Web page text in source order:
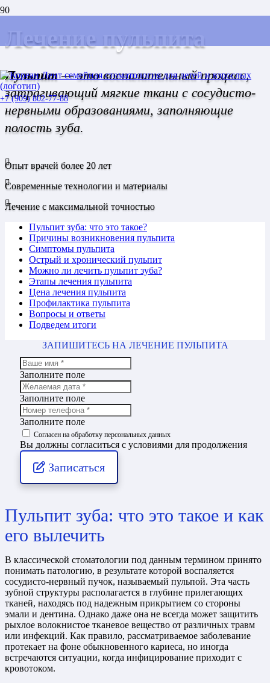
+7 (909) 802-77-88
Лечение пульпита
Пульпит— это воспалительный процесс,
затрагивающий мягкие ткани с сосудисто-
нервными образованиями, заполняющие
полость зуба.
Опыт врачей более 20 лет
Современные технологии и материалы
Лечение с максимальной точностью
Пульпит зуба: что это такое?
Причины возникновения пульпита
Симптомы пульпита
Острый и хронический пульпит
Можно ли лечить пульпит зуба?
Этапы лечения пульпита
Цена лечения пульпита
Профилактика пульпита
Вопросы и ответы
Подведем итоги
ЗАПИШИТЕСЬ НА ЛЕЧЕНИЕ ПУЛЬПИТА
Заполните поле
Заполните поле
Заполните поле
Согласен на обработку персональных данных
Вы должны согласиться с условиями для продолжения
Записаться
Пульпит зуба: что это такое и как
его вылечить
В классической стоматологии под данным термином принято
понимать патологию, в результате которой воспаляется
сосудисто-нервный пучок, называемый пульпой. Эта часть
зубной структуры располагается в глубине прилегающих
тканей, находясь под надежным прикрытием со стороны
эмали и дентина. Однако даже она не всегда может защитить
рыхлое волокнистое тканевое вещество от различных травм
или инфекций. Как правило, рассматриваемое заболевание
протекает на фоне обыкновенного кариеса, но иногда
встречаются ситуации, когда инфицирование приходит с
кровотоком.